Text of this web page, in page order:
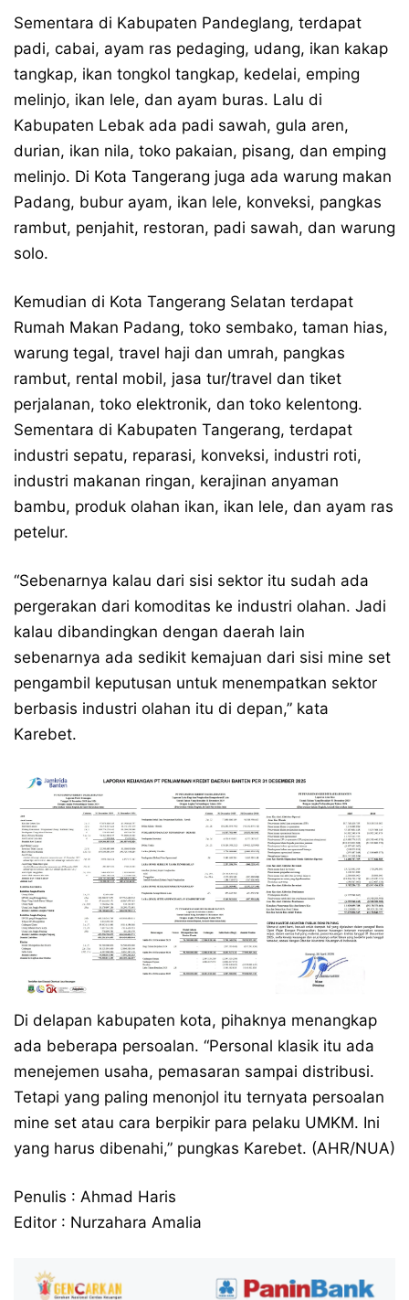
Sementara di Kabupaten Pandeglang, terdapat
padi, cabai, ayam ras pedaging, udang, ikan kakap
tangkap, ikan tongkol tangkap, kedelai, emping
melinjo, ikan lele, dan ayam buras. Lalu di
Kabupaten Lebak ada padi sawah, gula aren,
durian, ikan nila, toko pakaian, pisang, dan emping
melinjo. Di Kota Tangerang juga ada warung makan
Padang, bubur ayam, ikan lele, konveksi, pangkas
rambut, penjahit, restoran, padi sawah, dan warung
solo.
Kemudian di Kota Tangerang Selatan terdapat
Rumah Makan Padang, toko sembako, taman hias,
warung tegal, travel haji dan umrah, pangkas
rambut, rental mobil, jasa tur/travel dan tiket
perjalanan, toko elektronik, dan toko kelentong.
Sementara di Kabupaten Tangerang, terdapat
industri sepatu, reparasi, konveksi, industri roti,
industri makanan ringan, kerajinan anyaman
bambu, produk olahan ikan, ikan lele, dan ayam ras
petelur.
“Sebenarnya kalau dari sisi sektor itu sudah ada
pergerakan dari komoditas ke industri olahan. Jadi
kalau dibandingkan dengan daerah lain
sebenarnya ada sedikit kemajuan dari sisi mine set
pengambil keputusan untuk menempatkan sektor
berbasis industri olahan itu di depan,” kata
Karebet.
Di delapan kabupaten kota, pihaknya menangkap
ada beberapa persoalan. “Personal klasik itu ada
menejemen usaha, pemasaran sampai distribusi.
Tetapi yang paling menonjol itu ternyata persoalan
mine set atau cara berpikir para pelaku UMKM. Ini
yang harus dibenahi,” pungkas Karebet. (AHR/NUA)
Penulis : Ahmad Haris
Editor : Nurzahara Amalia